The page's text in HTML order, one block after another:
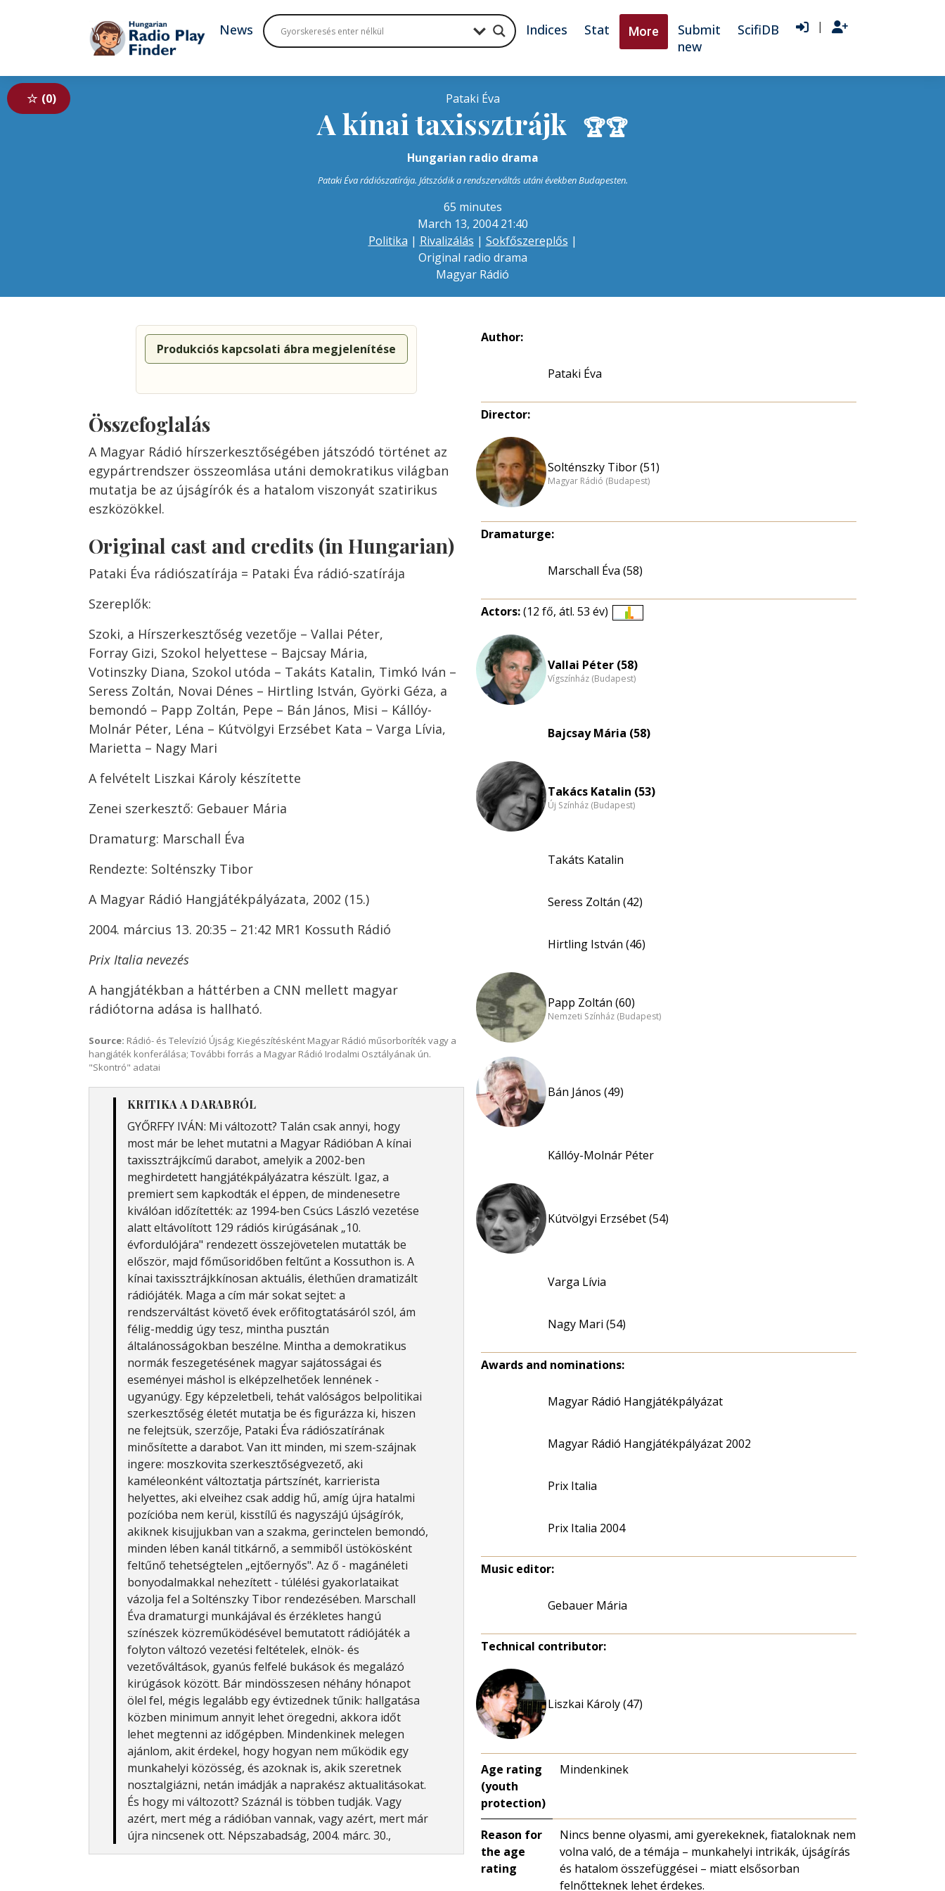
News Indices Stat More
Submit
new
ScifiDB |
0 Pataki Éva
A kínai taxissztrájk 🏆🏆
Hungarian radio drama
Pataki Éva rádiószatírája. Játszódik a rendszerváltás utáni években Budapesten.
65 minutes
March 13, 2004 21:40
Politika | Rivalizálás | Sokfőszereplős |
Original radio drama
Magyar Rádió
Produkciós kapcsolati ábra megjelenítése
Összefoglalás
A Magyar Rádió hírszerkesztőségében játszódó történet az
egypártrendszer összeomlása utáni demokratikus világban
mutatja be az újságírók és a hatalom viszonyát szatirikus
eszközökkel.
Original cast and credits (in Hungarian)
Pataki Éva rádiószatírája = Pataki Éva rádió-szatírája
Szereplők:
Szoki, a Hírszerkesztőség vezetője – Vallai Péter,
Forray Gizi, Szokol helyettese – Bajcsay Mária,
Votinszky Diana, Szokol utóda – Takáts Katalin, Timkó Iván –
Seress Zoltán, Novai Dénes – Hirtling István, Györki Géza, a
bemondó – Papp Zoltán, Pepe – Bán János, Misi – Kállóy-
Molnár Péter, Léna – Kútvölgyi Erzsébet Kata – Varga Lívia,
Marietta – Nagy Mari
A felvételt Liszkai Károly készítette
Zenei szerkesztő: Gebauer Mária
Dramaturg: Marschall Éva
Rendezte: Solténszky Tibor
A Magyar Rádió Hangjátékpályázata, 2002 (15.)
2004. március 13. 20:35 – 21:42 MR1 Kossuth Rádió
Prix Italia nevezés
A hangjátékban a háttérben a CNN mellett magyar
rádiótorna adása is hallható.
Source: Rádió- és Televízió Újság; Kiegészítésként Magyar Rádió műsorboríték vagy a
hangjáték konferálása; További forrás a Magyar Rádió Irodalmi Osztályának ún.
"Skontró" adatai
KRITIKA A DARABRÓL
GYŐRFFY IVÁN: Mi változott? Talán csak annyi, hogy
most már be lehet mutatni a Magyar Rádióban A kínai
taxissztrájkcímű darabot, amelyik a 2002-ben
meghirdetett hangjátékpályázatra készült. Igaz, a
premiert sem kapkodták el éppen, de mindenesetre
kiválóan időzítették: az 1994-ben Csúcs László vezetése
alatt eltávolított 129 rádiós kirúgásának „10.
évfordulójára" rendezett összejövetelen mutatták be
először, majd főműsoridőben feltűnt a Kossuthon is. A
kínai taxissztrájkkínosan aktuális, élethűen dramatizált
rádiójáték. Maga a cím már sokat sejtet: a
rendszerváltást követő évek erőfitogtatásáról szól, ám
félig-meddig úgy tesz, mintha pusztán
általánosságokban beszélne. Mintha a demokratikus
normák feszegetésének magyar sajátosságai és
eseményei máshol is elképzelhetőek lennének -
ugyanúgy. Egy képzeletbeli, tehát valóságos belpolitikai
szerkesztőség életét mutatja be és figurázza ki, hiszen
ne felejtsük, szerzője, Pataki Éva rádiószatírának
minősítette a darabot. Van itt minden, mi szem-szájnak
ingere: moszkovita szerkesztőségvezető, aki
kaméleonként változtatja pártszínét, karrierista
helyettes, aki elveihez csak addig hű, amíg újra hatalmi
pozícióba nem kerül, kisstílű és nagyszájú újságírók,
akiknek kisujjukban van a szakma, gerinctelen bemondó,
minden lében kanál titkárnő, a semmiből üstökösként
feltűnő tehetségtelen „ejtőernyős". Az ő - magánéleti
bonyodalmakkal nehezített - túlélési gyakorlataikat
vázolja fel a Solténszky Tibor rendezésében. Marschall
Éva dramaturgi munkájával és érzékletes hangú
színészek közreműködésével bemutatott rádiójáték a
folyton változó vezetési feltételek, elnök- és
vezetőváltások, gyanús felfelé bukások és megalázó
kirúgások között. Bár mindösszesen néhány hónapot
ölel fel, mégis legalább egy évtizednek tűnik: hallgatása
közben minimum annyit lehet öregedni, akkora időt
lehet megtenni az időgépben. Mindenkinek melegen
ajánlom, akit érdekel, hogy hogyan nem működik egy
munkahelyi közösség, és azoknak is, akik szeretnek
nosztalgiázni, netán imádják a naprakész aktualitásokat.
És hogy mi változott? Száznál is többen tudják. Vagy
azért, mert még a rádióban vannak, vagy azért, mert már
újra nincsenek ott. Népszabadság, 2004. márc. 30.,
Author:
Pataki Éva
Director:
Solténszky Tibor (51)
Magyar Rádió (Budapest)
Dramaturge:
Marschall Éva (58)
Actors:(12 fő, átl. 53 év)
nagyítása
Vallai Péter (58)
Vígszínház (Budapest)
Bajcsay Mária (58)
Takács Katalin (53)
Új Színház (Budapest)
Takáts Katalin
Seress Zoltán (42)
Hirtling István (46)
Papp Zoltán (60)
Nemzeti Színház (Budapest)
Bán János (49)
Kállóy-Molnár Péter
Kútvölgyi Erzsébet (54)
Varga Lívia
Nagy Mari (54)
Awards and nominations:
Magyar Rádió Hangjátékpályázat
Magyar Rádió Hangjátékpályázat 2002
Prix Italia
Prix Italia 2004
Music editor:
Gebauer Mária
Technical contributor:
Liszkai Károly (47)
Age rating
(youth
protection)
Mindenkinek
Reason for
the age
rating
Nincs benne olyasmi, ami gyerekeknek, fiataloknak nem
volna való, de a témája – munkahelyi intrikák, újságírás
és hatalom összefüggései – miatt elsősorban
felnőtteknek lehet érdekes.